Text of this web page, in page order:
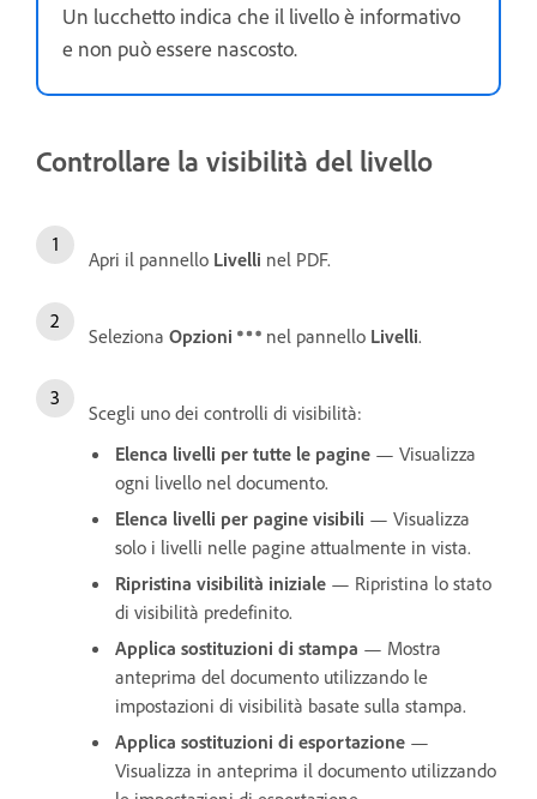
Un lucchetto indica che il livello è informativo
e non può essere nascosto.
Controllare la visibilità del livello
Apri il pannello Livelli nel PDF.
Seleziona Opzioni nel pannello Livelli.
Scegli uno dei controlli di visibilità:
Elenca livelli per tutte le pagine — Visualizza
ogni livello nel documento.
Elenca livelli per pagine visibili — Visualizza
solo i livelli nelle pagine attualmente in vista.
Ripristina visibilità iniziale — Ripristina lo stato
di visibilità predefinito.
Applica sostituzioni di stampa — Mostra
anteprima del documento utilizzando le
impostazioni di visibilità basate sulla stampa.
Applica sostituzioni di esportazione —
Visualizza in anteprima il documento utilizzando